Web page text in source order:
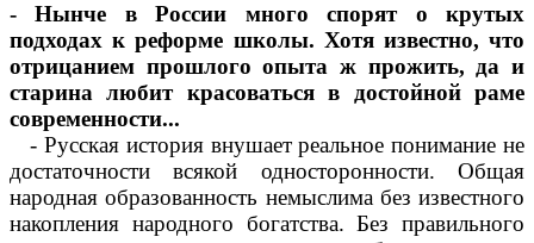
- Нынче в России много спорят о крутых
подходах к реформе школы. Хотя известно, что
отрицанием прошлого опыта ж прожить, да и
старина любит красоваться в достойной раме
современности...
- Русская история внушает реальное понимание не
достаточности всякой односторонности. Общая
народная образованность немыслима без известного
накопления народного богатства. Без правильного